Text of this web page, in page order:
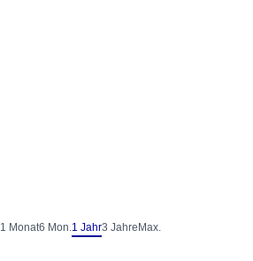
1 Monat6 Mon.1 Jahr3 Jahre Max.